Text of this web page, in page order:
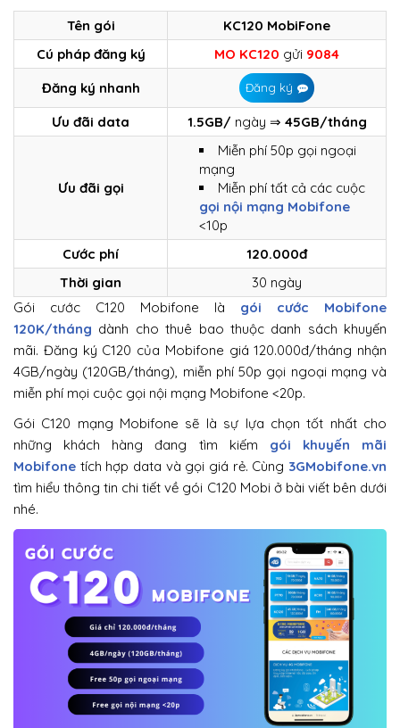
Tên gói
KC120 MobiFone
Cú pháp đăng ký
MO KC120 gửi 9084
Đăng ký nhanh
Đăng ký
Ưu đãi data 1.5GB/ ngày ⇒ 45GB/tháng
Ưu đãi gọi
Miễn phí 50p gọi ngoại
mạng
Miễn phí tất cả các cuộc
gọi nội mạng Mobifone
<10p
Cước phí
120.000đ
Thời gian
30 ngày
Gói cước C120 Mobifone là gói cước Mobifone
120K/tháng dành cho thuê bao thuộc danh sách khuyến
mãi. Đăng ký C120 của Mobifone giá 120.000đ/tháng nhận
4GB/ngày (120GB/tháng), miễn phí 50p gọi ngoại mạng và
miễn phí mọi cuộc gọi nội mạng Mobifone <20p.
Gói C120 mạng Mobifone sẽ là sự lựa chọn tốt nhất cho
những khách hàng đang tìm kiếm gói khuyến mãi
Mobifone tích hợp data và gọi giá rẻ. Cùng 3GMobifone.vn
tìm hiểu thông tin chi tiết về gói C120 Mobi ở bài viết bên dưới
nhé.